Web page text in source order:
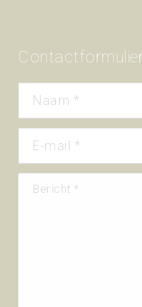
Contactformulier
Naam *
E-mail *
Bericht *